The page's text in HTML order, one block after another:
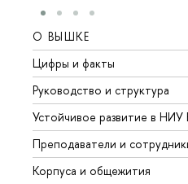
О ВЫШКЕ
Цифры и факты
Руководство и структура
Устойчивое развитие в
Преподаватели и
Корпуса и общежития